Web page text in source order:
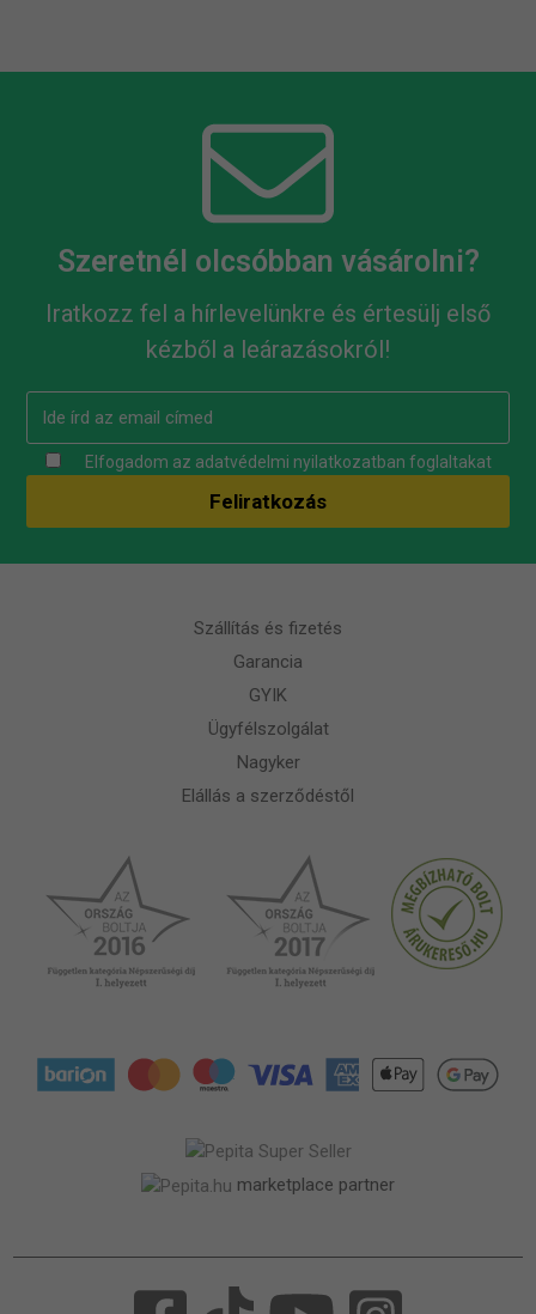
Szeretnél olcsóbban vásárolni?
Iratkozz fel a hírlevelünkre és értesülj első
kézből a leárazásokról!
Elfogadom az adatvédelmi nyilatkozatban foglaltakat
Szállítás és fizetés
Garancia
GYIK
Ügyfélszolgálat
Nagyker
Elállás a szerződéstől
marketplace partner